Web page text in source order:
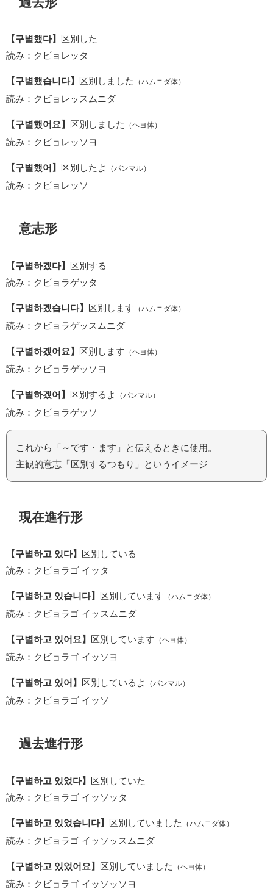
【구별했다】
区別した
読み：クビョレッタ
【구별했습니다】 区別しました （ハムニダ体）
読み：クビョレッスムニダ
【구별했어요】 区別しました （ヘヨ体）
読み：クビョレッソヨ
【구별했어】 区別したよ （パンマル）
読み：クビョレッソ
意志形
【구별하겠다】 区別する
読み：クビョラゲッタ
【구별하겠습니다】 区別します （ハムニダ体）
読み：クビョラゲッスムニダ
【구별하겠어요】 区別します （ヘヨ体）
読み：クビョラゲッソヨ
【구별하겠어】 区別するよ （パンマル）
読み：クビョラゲッソ
これから「～です・ます」と伝えるときに使用。
主観的意志「区別するつもり」というイメージ
現在進行形
【구별하고 있다】
区別している
読み：クビョラゴ イッタ
【구별하고 있습니다】 区別しています （ハムニダ体）
読み：クビョラゴ イッスムニダ
【구별하고 있어요】 区別しています （ヘヨ体）
読み：クビョラゴ イッソヨ
【구별하고 있어】 区別しているよ （パンマル）
読み：クビョラゴ イッソ
過去進行形
【구별하고 있었다】 区別していた
読み：クビョラゴ イッソッタ
【구별하고 있었습니다】 区別していました （ハムニダ体）
読み：クビョラゴ イッソッスムニダ
【구별하고 있었어요】 区別していました （ヘヨ体）
読み：クビョラゴ イッソッソヨ